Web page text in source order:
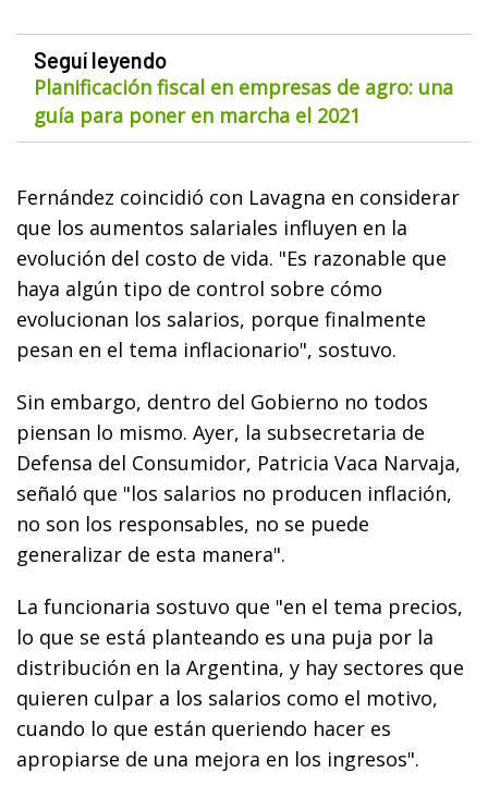
Seguí leyendo
Planificación fiscal en empresas de agro: una
guía para poner en marcha el 2021
Fernández coincidió con Lavagna en considerar
que los aumentos salariales influyen en la
evolución del costo de vida. "Es razonable que
haya algún tipo de control sobre cómo
evolucionan los salarios, porque finalmente
pesan en el tema inflacionario", sostuvo.
Sin embargo, dentro del Gobierno no todos
piensan lo mismo. Ayer, la subsecretaria de
Defensa del Consumidor, Patricia Vaca Narvaja,
señaló que "los salarios no producen inflación,
no son los responsables, no se puede
generalizar de esta manera".
La funcionaria sostuvo que "en el tema precios,
lo que se está planteando es una puja por la
distribución en la Argentina, y hay sectores que
quieren culpar a los salarios como el motivo,
cuando lo que están queriendo hacer es
apropiarse de una mejora en los ingresos".